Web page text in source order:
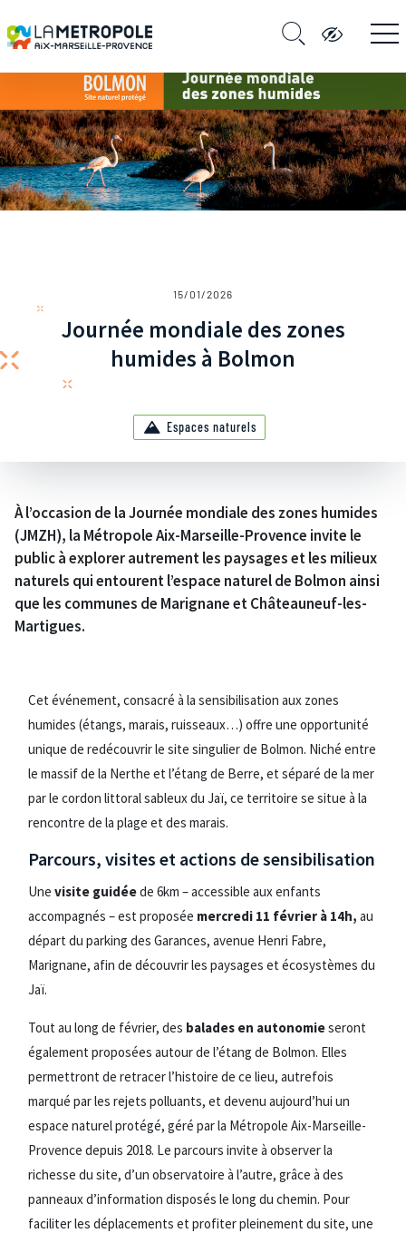
15/01/2026
Journée mondiale des zones
humides à Bolmon
Espaces naturels
À l’occasion de la Journée mondiale des zones humides
(JMZH), la Métropole Aix-Marseille-Provence invite le
public à explorer autrement les paysages et les milieux
naturels qui entourent l’espace naturel de Bolmon ainsi
que les communes de Marignane et Châteauneuf-les-
Martigues.
Cet événement, consacré à la sensibilisation aux zones
humides (étangs, marais, ruisseaux…) offre une opportunité
unique de redécouvrir le site singulier de Bolmon. Niché entre
le massif de la Nerthe et l’étang de Berre, et séparé de la mer
par le cordon littoral sableux du Jaï, ce territoire se situe à la
rencontre de la plage et des marais.
Parcours, visites et actions de sensibilisation
Une visite guidéede 6km – accessible aux enfants
accompagnés – est proposée mercredi 11 février à 14h, au
départ du parking des Garances, avenue Henri Fabre,
Marignane, afin de découvrir les paysages et écosystèmes du
Jaï.
Tout au long de février, des balades en autonomieseront
également proposées autour de l’étang de Bolmon. Elles
permettront de retracer l’histoire de ce lieu, autrefois
marqué par les rejets polluants, et devenu aujourd’hui un
espace naturel protégé, géré par la Métropole Aix-Marseille-
Provence depuis 2018. Le parcours invite à observer la
richesse du site, d’un observatoire à l’autre, grâce à des
panneaux d’information disposés le long du chemin. Pour
faciliter les déplacements et profiter pleinement du site, une